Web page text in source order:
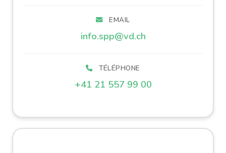
EMAIL
info.spp@vd.ch
TÉLÉPHONE
+41 21 557 99 00